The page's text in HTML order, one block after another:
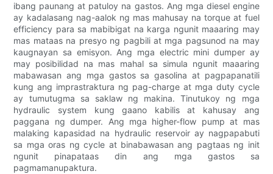
ibang paunang at patuloy na gastos. Ang mga diesel engine
ay kadalasang nag-aalok ng mas mahusay na torque at fuel
efficiency para sa mabibigat na karga ngunit maaaring may
mas mataas na presyo ng pagbili at mga pagsunod na may
kaugnayan sa emisyon. Ang mga electric mini dumper ay
may posibilidad na mas mahal sa simula ngunit maaaring
mabawasan ang mga gastos sa gasolina at pagpapanatili
kung ang imprastraktura ng pag-charge at mga duty cycle
ay tumutugma sa saklaw ng makina. Tinutukoy ng mga
hydraulic system kung gaano kabilis at kahusay ang
paggana ng dumper. Ang mga higher-flow pump at mas
malaking kapasidad na hydraulic reservoir ay nagpapabuti
sa mga oras ng cycle at binabawasan ang pagtaas ng init
ngunit pinapataas din ang mga gastos sa
pagmamanupaktura.